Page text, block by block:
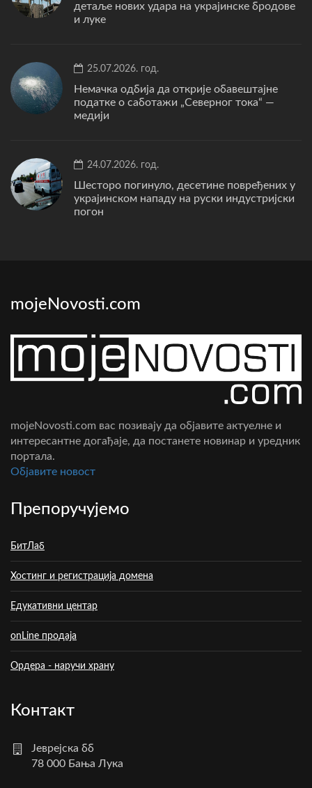
детаље нових удара на украјинске бродове
и луке
25.07.2026. год.
Немачка одбија да открије обавештајне
податке о саботажи „Северног тока“ —
медији
24.07.2026. год.
Шесторо погинуло, десетине повређених у
украјинском нападу на руски индустријски
погон
mojeNovosti.com
mojeNovosti.com вас позивају да објавите актуелне и
интересантне догађаје, да постанете новинар и уредник
портала.
Oбјавите новост
Препоручујемо
БитЛаб
Хостинг и регистрација домена
Едукативни центар
onLine продаја
Ордера - наручи храну
Контакт
Јеврејска бб
78 000 Бања Лука